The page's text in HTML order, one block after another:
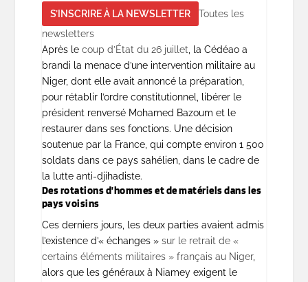
S’INSCRIRE À LA NEWSLETTER
Toutes les
newsletters
Après le coup d’État du 26 juillet , la Cédéao a
brandi la menace d’une intervention militaire au
Niger, dont elle avait annoncé la préparation,
pour rétablir l’ordre constitutionnel, libérer le
président renversé Mohamed Bazoum et le
restaurer dans ses fonctions. Une décision
soutenue par la France, qui compte environ 1 500
soldats dans ce pays sahélien, dans le cadre de
la lutte anti-djihadiste.
Des rotations d’hommes et de matériels dans les
pays voisins
Ces derniers jours, les deux parties avaient admis
l’existence d’« échanges » sur le retrait de «
certains éléments militaires » français au Niger,
alors que les généraux à Niamey exigent le